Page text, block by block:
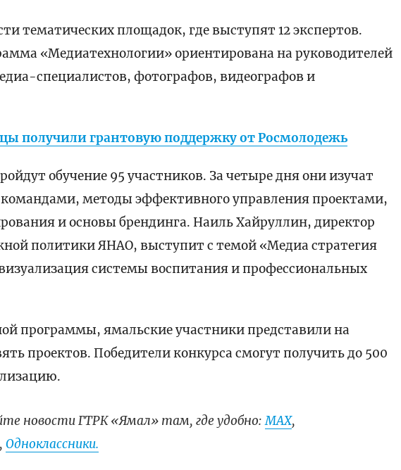
тематических площадок, где выступят 12 экспертов.
«Медиатехнологии» ориентирована на руководителей
специалистов, фотографов, видеографов и
получили грантовую поддержку от Росмолодежь
обучение 95 участников. За четыре дня они изучат
методы эффективного управления проектами,
и основы брендинга. Наиль Хайруллин, директор
политики ЯНАО, выступит с темой «Медиа стратегия
системы воспитания и профессиональных
программы, ямальские участники представили на
проектов. Победители конкурса смогут получить до 500
новости ГТРК «Ямал» там, где удобно:МАХ,
,Одноклассники.